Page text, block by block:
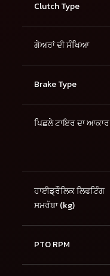
Clutch Type
ਗੇਅਰਾਂ ਦੀ ਸੰਖਿਆ
Brake Type
ਪਿਛਲੇ ਟਾਇਰ ਦਾ ਆਕਾਰ
ਹਾਈਡ੍ਰੌਲਿਕ ਲਿਫਟਿੰਗ
ਸਮਰੱਥਾ (kg)
PTO RPM